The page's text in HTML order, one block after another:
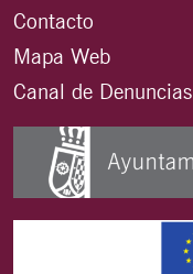
Contacto
Mapa Web
Canal de Denuncias